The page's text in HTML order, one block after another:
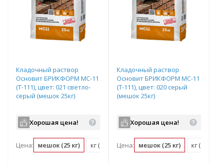
Кладочный раствор
Основит БРИКФОРМ МС-11
(Т-111), цвет: 021 светло-
серый (мешок 25кг)
Хорошая цена!
Цена: мешок (25 кг) кг (0.04 мешок)
Кладочный раствор
Основит БРИКФОРМ МС-11
(Т-111), цвет: 020 серый
(мешок 25кг)
Хорошая цена!
Цена: мешок (25 кг) кг (0.04